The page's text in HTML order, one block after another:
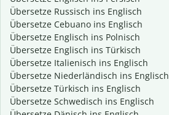
Übersetze Russisch ins Englisch
Übersetze Cebuano ins Englisch
Übersetze Englisch ins Polnisch
Übersetze Englisch ins Türkisch
Übersetze Italienisch ins Englisch
Übersetze Niederländisch ins Englisch
Übersetze Türkisch ins Englisch
Übersetze Schwedisch ins Englisch